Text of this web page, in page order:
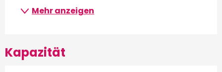
Mehr anzeigen
Kapazität